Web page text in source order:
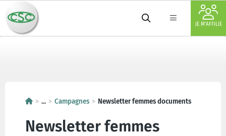
JE M'AFFILIE
... Campagnes Newsletter femmes documents
Newsletter femmes